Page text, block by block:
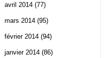
avril 2014 (77)
mars 2014 (95)
février 2014 (94)
janvier 2014 (86)